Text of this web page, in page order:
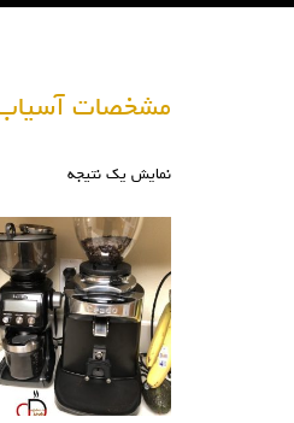
مشخصات
نمایش یک نتیجه